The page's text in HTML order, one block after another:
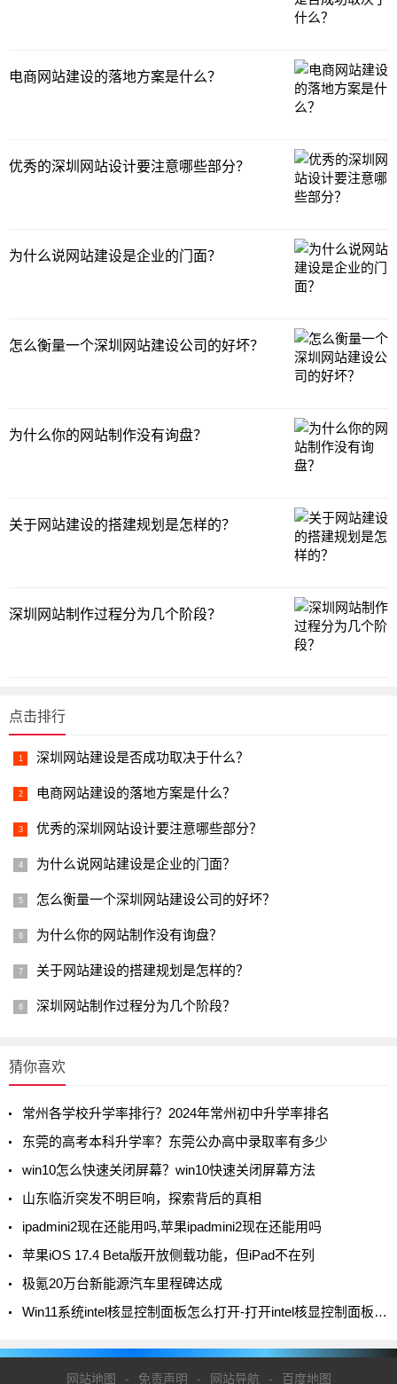
电商网站建设的落地方案是什么？
优秀的深圳网站设计要注意哪些部分？
为什么说网站建设是企业的门面？
怎么衡量一个深圳网站建设公司的好坏？
为什么你的网站制作没有询盘？
关于网站建设的搭建规划是怎样的？
深圳网站制作过程分为几个阶段？
点击排行
深圳网站建设是否成功取决于什么？
电商网站建设的落地方案是什么？
优秀的深圳网站设计要注意哪些部分？
为什么说网站建设是企业的门面？
怎么衡量一个深圳网站建设公司的好坏？
为什么你的网站制作没有询盘？
关于网站建设的搭建规划是怎样的？
深圳网站制作过程分为几个阶段？
猜你喜欢
常州各学校升学率排行？2024年常州初中升学率排名
东莞的高考本科升学率？东莞公办高中录取率有多少
win10怎么快速关闭屏幕？win10快速关闭屏幕方法
山东临沂突发不明巨响，探索背后的真相
ipadmini2现在还能用吗,苹果ipadmini2现在还能用吗
苹果iOS 17.4 Beta版开放侧载功能，但iPad不在列
极氪20万台新能源汽车里程碑达成
Win11系统intel核显控制面板怎么打开-打开intel核显控制面板的方法
网站地图 - 免责声明 - 网站导航 - 百度地图